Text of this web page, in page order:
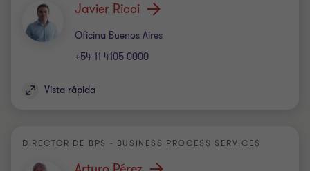
Javier Ricci
Oficina Buenos Aires
Oficina
+54 11 4105 0000
Vista rápida
DIRECTOR DE BPS - BUSINESS PROCESS SERVICES